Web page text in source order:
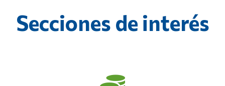
Secciones de interés